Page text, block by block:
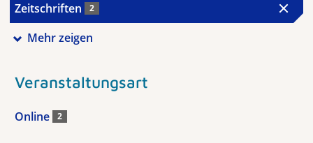
Zeitschriften 2
Mehr zeigen
Veranstaltungsart
Online 2